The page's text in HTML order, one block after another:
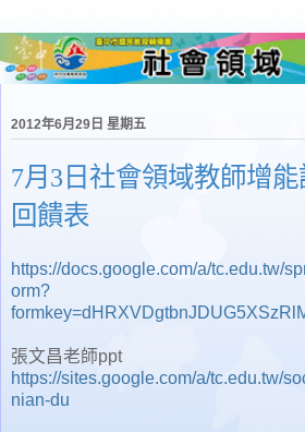
2012年6月29日 星期五
7月3日社會領域教師增
回饋表
https://docs.google.com/a/tc.edu.tw/
orm?
張文昌老師ppt
https://sites.google.com/a/tc.edu.tw/
nian-du